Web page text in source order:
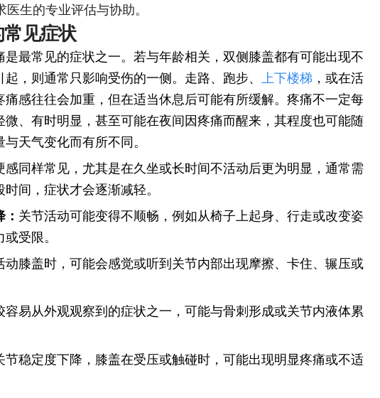
生的专业评估与协助。
见症状
是最常见的症状之一。若与年龄相关，双侧膝盖都有可能出现不
，则通常只影响受伤的一侧。走路、跑步、
上下楼梯 ，或在活
痛感往往会加重，但在适当休息后可能有所缓解。疼痛不一定每
微、有时明显，甚至可能在夜间因疼痛而醒来，其程度也可能随
天气变化而有所不同。
感同样常见，尤其是在久坐或长时间不活动后更为明显，通常需
间，症状才会逐渐减轻。
关节活动可能变得不顺畅，例如从椅子上起身、行走或改变姿
受限。
动膝盖时，可能会感觉或听到关节内部出现摩擦、卡住、辗压或
容易从外观观察到的症状之一，可能与骨刺形成或关节内液体累
节稳定度下降，膝盖在受压或触碰时，可能出现明显疼痛或不适